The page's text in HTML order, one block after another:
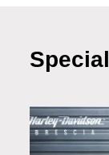
Special